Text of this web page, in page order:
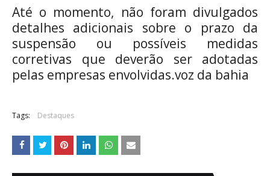
Até o momento, não foram divulgados
detalhes adicionais sobre o prazo da
suspensão ou possíveis medidas
corretivas que deverão ser adotadas
pelas empresas envolvidas.voz da bahia
Tags: Destaques